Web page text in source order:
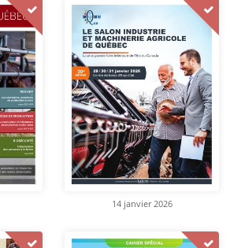
14 janvier 2026